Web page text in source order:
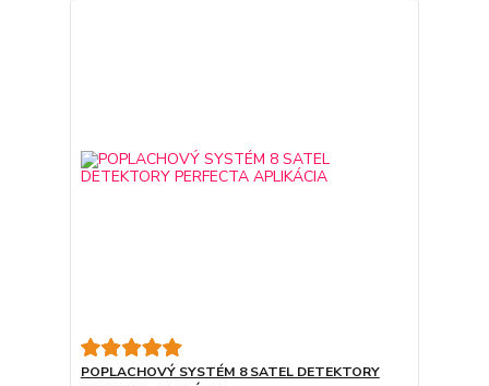
POPLACHOVÝ SYSTÉM 8 SATEL DETEKTORY